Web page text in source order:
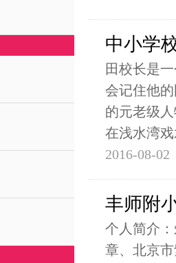
中小学
田校长是
会记住他
的元老级
在浅水湾
2016-08-02
丰师附
个人简介
章、北京